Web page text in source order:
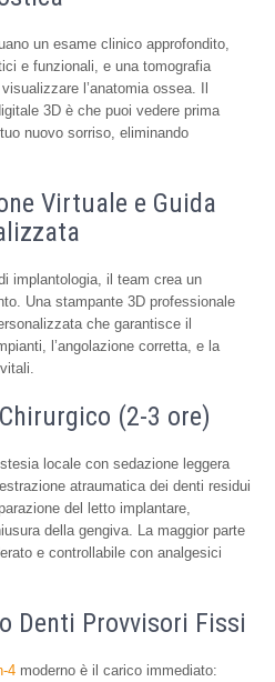
un esame clinico approfondito,
e funzionali, e una tomografia
l’anatomia ossea. Il
3D è che puoi vedere prima
nuovo sorriso, eliminando
Virtuale e Guida
implantologia, il team crea un
Una stampante 3D professionale
che garantisce il
l’angolazione corretta, e la
(2-3 ore)
locale con sedazione leggera
atraumatica dei denti residui
del letto implantare,
della gengiva. La maggior parte
e controllabile con analgesici
Denti Provvisori Fissi
4 moderno è il carico immediato: